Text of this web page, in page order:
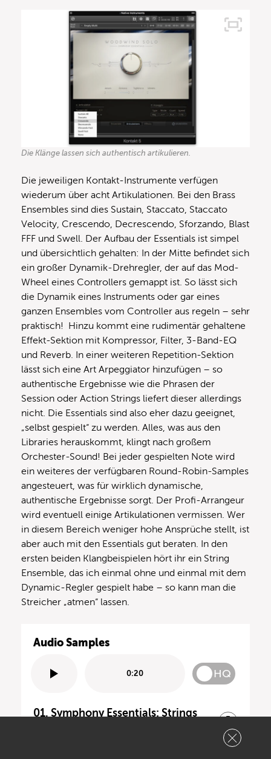
Die Klänge lassen sich authentisch artikulieren.
Die jeweiligen Kontakt-Instrumente verfügen
wiederum über acht Artikulationen. Bei den Brass
Ensembles sind dies Sustain, Staccato, Staccato
Velocity, Crescendo, Decrescendo, Sforzando, Blast
FFF und Swell. Der Aufbau der Essentials ist simpel
und übersichtlich gehalten: In der Mitte befindet sich
ein großer Dynamik-Drehregler, der auf das Mod-
Wheel eines Controllers gemappt ist. So lässt sich
die Dynamik eines Instruments oder gar eines
ganzen Ensembles vom Controller aus regeln – sehr
praktisch! Hinzu kommt eine rudimentär gehaltene
Effekt-Sektion mit Kompressor, Filter, 3-Band-EQ
und Reverb. In einer weiteren Repetition-Sektion
lässt sich eine Art Arpeggiator hinzufügen – so
authentische Ergebnisse wie die Phrasen der
Session oder Action Strings liefert dieser allerdings
nicht. Die Essentials sind also eher dazu geeignet,
„selbst gespielt“ zu werden. Alles, was aus den
Libraries herauskommt, klingt nach großem
Orchester-Sound! Bei jeder gespielten Note wird
ein weiteres der verfügbaren Round-Robin-Samples
angesteuert, was für wirklich dynamische,
authentische Ergebnisse sorgt. Der Profi-Arrangeur
wird eventuell einige Artikulationen vermissen. Wer
in diesem Bereich weniger hohe Ansprüche stellt, ist
aber auch mit den Essentials gut beraten. In den
ersten beiden Klangbeispielen hört ihr ein String
Ensemble, das ich einmal ohne und einmal mit dem
Dynamic-Regler gespielt habe – so kann man die
Streicher „atmen“ lassen.
Audio Samples
0:20 HQ
01. Symphony Essentials: Strings